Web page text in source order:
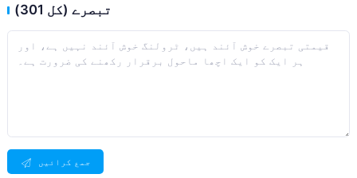
تبصرے (کل 301)
جمع کرائیں